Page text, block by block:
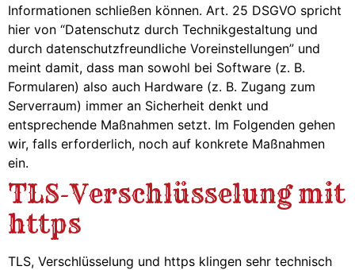
Informationen schließen können. Art. 25 DSGVO spricht
hier von “Datenschutz durch Technikgestaltung und
durch datenschutzfreundliche Voreinstellungen” und
meint damit, dass man sowohl bei Software (z. B.
Formularen) also auch Hardware (z. B. Zugang zum
Serverraum) immer an Sicherheit denkt und
entsprechende Maßnahmen setzt. Im Folgenden gehen
wir, falls erforderlich, noch auf konkrete Maßnahmen
ein.
TLS-Verschlüsselung mit
https
TLS, Verschlüsselung und https klingen sehr technisch